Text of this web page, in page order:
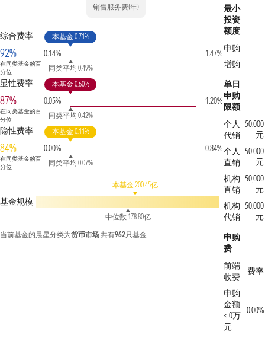
销售服务费(年)
综合费率
92%
在同类基金的百
分位
0.14%
本基金 0.71%
同类平均 0.49%
1.47%
显性费率
87%
在同类基金的百
分位
0.05%
本基金 0.60%
同类平均 0.42%
1.20%
隐性费率
84%
在同类基金的百
分位
0.00%
本基金 0.11%
同类平均 0.07%
0.84%
基金规模
本基金 200.45亿
中位数 178.80亿
当前基金的晨星分类为货币市场共有962只基金
最小
投资
额度
申购
—
增购
—
单日
申购
限额
个人
代销
50,000
元
个人
直销
50,000
元
机构
直销
50,000
元
机构
代销
50,000
元
申购
费
前端
收费
费率
申购
金额
< 0万
元
0.00%